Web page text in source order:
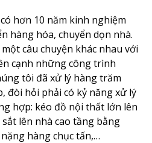
hơn 10 năm kinh nghiệm
hàng hóa, chuyển dọn nhà.
câu chuyện khác nhau với
cạnh những công trình
tôi đã xử lý hàng trăm
đòi hỏi phải có kỷ năng xử lý
hợp: kéo đồ nội thất lớn lên
lên nhà cao tầng bằng
hàng chục tấn,…